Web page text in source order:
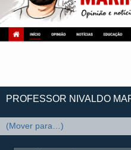
PROFESSOR NIVALDO